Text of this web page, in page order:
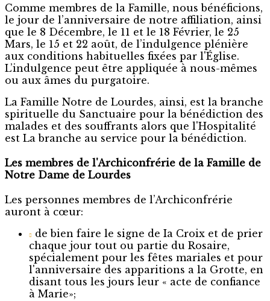
Comme membres de la Famille, nous bénéficions,
le jour de l’anniversaire de notre affiliation, ainsi
que le 8 Décembre, le 11 et le 18 Février, le 25
Mars, le 15 et 22 août, de l’indulgence plénière
aux conditions habituelles fixées par l'Église.
L’indulgence peut être appliquée à nous-mêmes
ou aux âmes du purgatoire.
La Famille Notre de Lourdes, ainsi, est la branche
spirituelle du Sanctuaire pour la bénédiction des
malades et des souffrants alors que l'Hospitalité
est La branche au service pour la bénédiction.
Les membres de l'Archiconfrérie de la Famille de
Notre Dame de Lourdes
Les personnes membres de l’Archiconfrérie
auront à cœur:
de bien faire le signe de Ia Croix et de prier
chaque jour tout ou partie du Rosaire,
spécialement pour les fêtes mariales et pour
l'anniversaire des apparitions a la Grotte, en
disant tous les jours leur « acte de confiance
à Marie»;